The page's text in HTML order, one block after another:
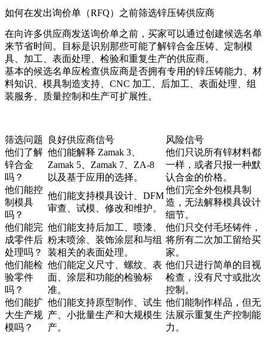
如何在发出询价单（RFQ）之前筛选锌压铸供应商
在向许多供应商发送询价单之前，买家可以通过创建候选名单
来节省时间。目标是识别那些可能了解锌合金压铸、定制模
具、加工、表面处理、检验和重复生产的供应商。
基本的候选名单应检查供应商是否拥有专用的锌压铸能力、材
料知识、模具制造支持、CNC 加工、后加工、表面处理、组
装服务、质量控制和生产可扩展性。
筛选问题 良好供应商信号
风险信号
他们了解
锌合金
吗？
他们能解释 Zamak 3、
Zamak 5、Zamak 7、ZA-8
以及基于应用的选择。
他们只说所有锌材料都
一样，或者只报一种默
认合金的价格。
他们能控
制模具
吗？
他们能支持模具设计、DFM
审查、试模、修改和维护。
他们完全外包模具制
造，无法解释模具设计
细节。
他们能完
成零件后
处理吗？
他们能支持后加工、喷漆、
粉末喷涂、装饰涂层和与组
装相关的表面处理。
他们只交付毛坯铸件，
将所有二次加工留给买
家。
他们能检
验零件
吗？
他们能定义尺寸、螺纹、表
面、涂层和功能的检验标
准。
他们只进行简单的目视
检查，没有尺寸或批次
控制。
他们能扩
大生产规
模吗？
他们能支持原型制作、试生
产、小批量生产和大规模生
产。
他们能制作样品，但无
法展示重复生产控制能
力。